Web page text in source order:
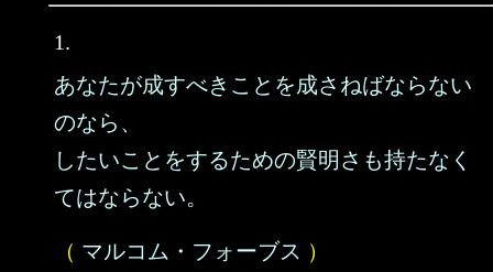
1.
あなたが成すべきことを成さねばならない
のなら、
したいことをするための賢明さも持たなく
てはならない。
（ マルコム・フォーブス ）